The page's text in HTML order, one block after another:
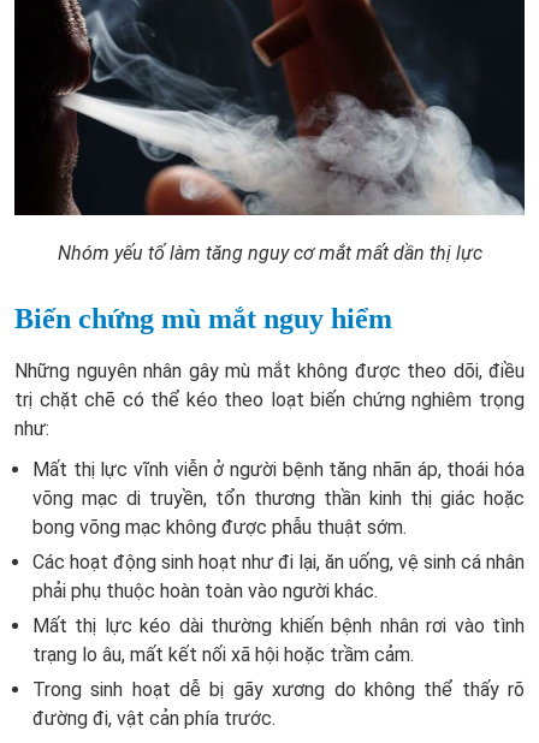
Nhóm yếu tố làm tăng nguy cơ mắt mất dần thị lực
Biến chứng mù mắt nguy hiểm
Những nguyên nhân gây mù mắt không được theo dõi, điều
trị chặt chẽ có thể kéo theo loạt biến chứng nghiêm trọng
như:
Mất thị lực vĩnh viễn ở người bệnh tăng nhãn áp, thoái hóa
võng mạc di truyền, tổn thương thần kinh thị giác hoặc
bong võng mạc không được phẫu thuật sớm.
Các hoạt động sinh hoạt như đi lại, ăn uống, vệ sinh cá nhân
phải phụ thuộc hoàn toàn vào người khác.
Mất thị lực kéo dài thường khiến bệnh nhân rơi vào tình
trạng lo âu, mất kết nối xã hội hoặc trầm cảm.
Trong sinh hoạt dễ bị gãy xương do không thể thấy rõ
đường đi, vật cản phía trước.